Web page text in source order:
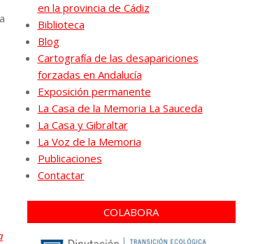
en la provincia de Cádiz
Biblioteca
Blog
Cartografía de las desapariciones
forzadas en Andalucía
Exposición permanente
La Casa de la Memoria La Sauceda
La Casa y Gibraltar
La Voz de la Memoria
Publicaciones
Contactar
COLABORA